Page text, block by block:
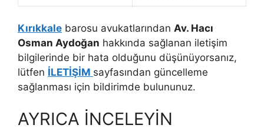
Kırıkkale barosu avukatlarından Av. Hacı
Osman Aydoğan hakkında sağlanan iletişim
bilgilerinde bir hata olduğunu düşünüyorsanız,
lütfen İLETİŞİM sayfasından güncelleme
sağlanması için bildirimde bulununuz.
AYRICA İNCELEYİN